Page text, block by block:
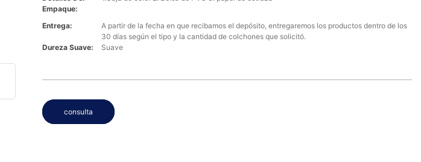
Empaque:
Entrega:
A partir de la fecha en que recibamos el depósito, entregaremos los productos dentro de los
30 días según el tipo y la cantidad de colchones que solicitó.
Dureza Suave:
Suave
consulta